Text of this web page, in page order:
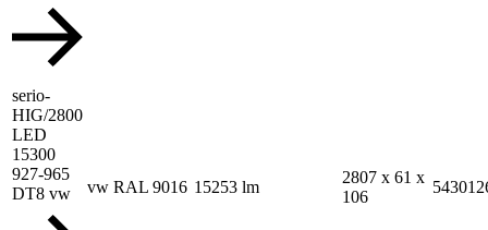
serio-
HIG/2800
LED
15300
927-965
DT8 vw
vw RAL 9016 15253 lm
2807 x 61 x
106